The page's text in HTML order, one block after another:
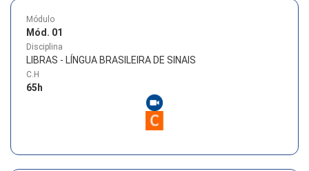
Módulo
Mód. 01
Disciplina
LIBRAS - LÍNGUA BRASILEIRA DE SINAIS
C.H
65 h